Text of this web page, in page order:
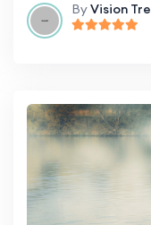
ByVision